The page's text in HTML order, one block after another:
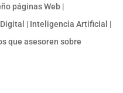
páginas Web |
| Inteligencia Artificial |
que asesoren sobre